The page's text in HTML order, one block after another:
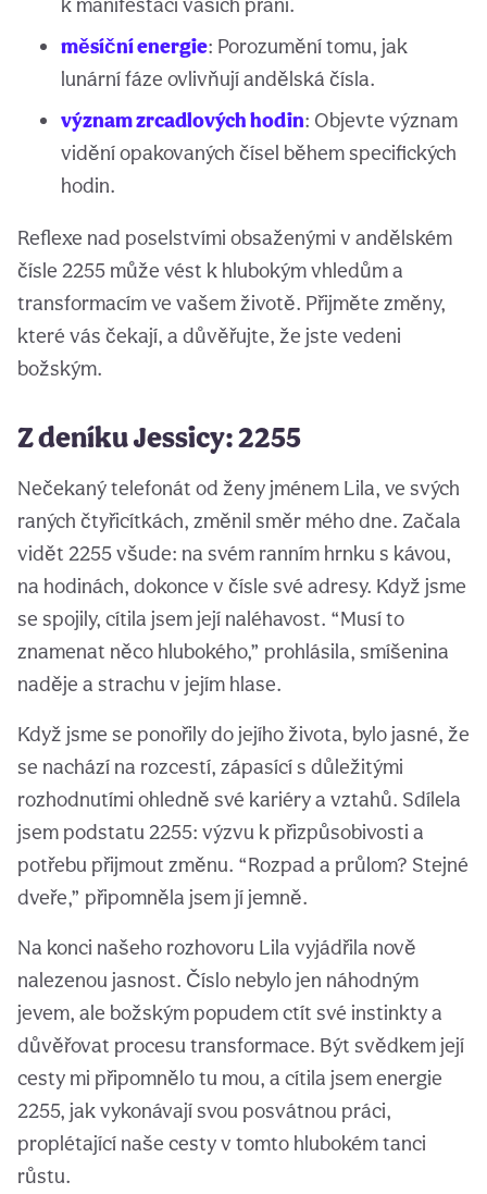
měsíční energie: Porozumění tomu, jak
lunární fáze ovlivňují andělská čísla.
význam zrcadlových hodin: Objevte význam
vidění opakovaných čísel během specifických
hodin.
Reflexe nad poselstvími obsaženými v andělském
čísle 2255 může vést k hlubokým vhledům a
transformacím ve vašem životě. Přijměte změny,
které vás čekají, a důvěřujte, že jste vedeni
božským.
Z deníku Jessicy: 2255
Nečekaný telefonát od ženy jménem Lila, ve svých
raných čtyřicítkách, změnil směr mého dne. Začala
vidět 2255 všude: na svém ranním hrnku s kávou,
na hodinách, dokonce v čísle své adresy. Když jsme
se spojily, cítila jsem její naléhavost. “Musí to
znamenat něco hlubokého,” prohlásila, smíšenina
naděje a strachu v jejím hlase.
Když jsme se ponořily do jejího života, bylo jasné, že
se nachází na rozcestí, zápasící s důležitými
rozhodnutími ohledně své kariéry a vztahů. Sdílela
jsem podstatu 2255: výzvu k přizpůsobivosti a
potřebu přijmout změnu. “Rozpad a průlom? Stejné
dveře,” připomněla jsem jí jemně.
Na konci našeho rozhovoru Lila vyjádřila nově
nalezenou jasnost. Číslo nebylo jen náhodným
jevem, ale božským popudem ctít své instinkty a
důvěřovat procesu transformace. Být svědkem její
cesty mi připomnělo tu mou, a cítila jsem energie
2255, jak vykonávají svou posvátnou práci,
proplétající naše cesty v tomto hlubokém tanci
růstu.